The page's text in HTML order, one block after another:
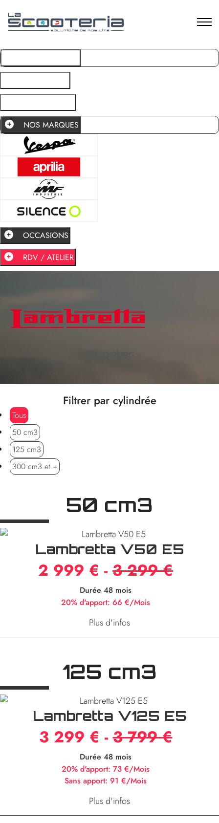
NOS MARQUES
OCCASIONS
RDV / ATELIER
Filtrer par cylindrée
Tous
50 cm3
125 cm3
300 cm3 et +
50 cm3
Lambretta V50 E5
2 999 € - 3 299 €
Durée 48 mois
20% d'apport: 66 €/Mois
Plus d'infos
125 cm3
Lambretta V125 E5
3 299 € -3 799 €
Durée 48 mois
20% d'apport: 73 €/Mois
Sans apport: 91 €/Mois
Plus d'infos